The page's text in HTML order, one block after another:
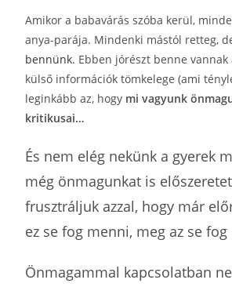
Amikor a babavárás szóba kerül,
anya-parája. Mindenki mástól retteg,
bennünk. Ebben jórészt benne
külső információk tömkelege (ami
leginkább az, hogy mi vagyunk
kritikusai…
És nem elég nekünk a gyerek
még önmagunkat is
frusztráljuk azzal, hogy már
ez se fog menni, meg az se
Önmagammal kapcsolatban